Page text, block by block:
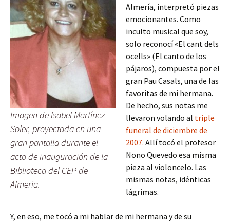
Imagen de Isabel Martínez
Soler, proyectada en una
gran pantalla durante el
acto de inauguración de la
Biblioteca del CEP de
Almeria.
Almería, interpretó piezas
emocionantes. Como
inculto musical que soy,
solo reconocí «El cant dels
ocells» (El canto de los
pájaros), compuesta por el
gran Pau Casals, una de las
favoritas de mi hermana.
De hecho, sus notas me
llevaron volando al triple
funeral de diciembre de
2007. Allí tocó el profesor
Nono Quevedo esa misma
pieza al violoncelo. Las
mismas notas, idénticas
lágrimas.
Y, en eso, me tocó a mi hablar de mi hermana y de su